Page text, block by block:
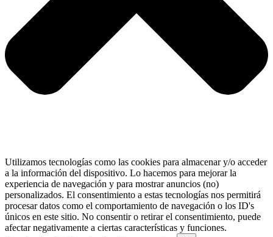
Utilizamos tecnologías como las cookies para almacenar y/o acceder
a la información del dispositivo. Lo hacemos para mejorar la
experiencia de navegación y para mostrar anuncios (no)
personalizados. El consentimiento a estas tecnologías nos permitirá
procesar datos como el comportamiento de navegación o los ID's
únicos en este sitio. No consentir o retirar el consentimiento, puede
afectar negativamente a ciertas características y funciones.